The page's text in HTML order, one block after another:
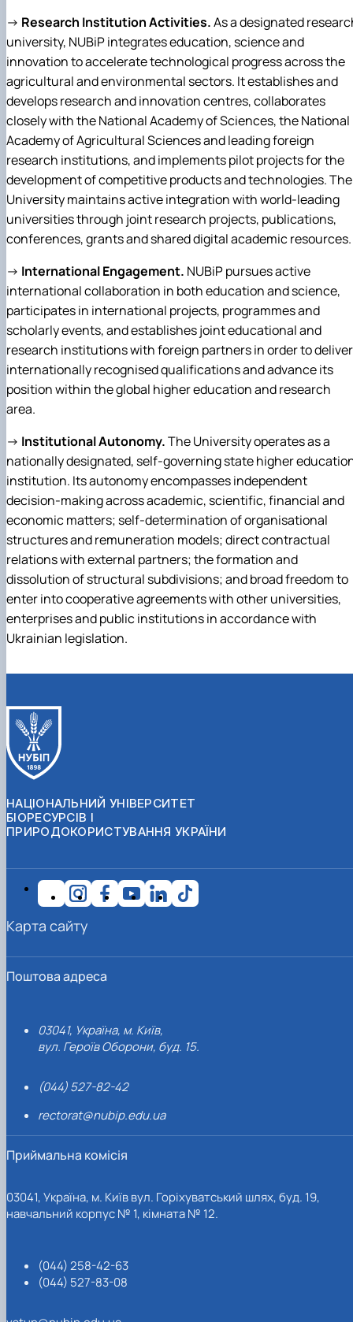
→ Research Institution Activities.As a designated
university, NUBiP integrates education, science and
innovation to accelerate technological progress across the
agricultural and environmental sectors. It establishes and
develops research and innovation centres, collaborates
closely with the National Academy of Sciences, the National
Academy of Agricultural Sciences and leading foreign
research institutions, and implements pilot projects for the
development of competitive products and technologies. The
University maintains active integration with world-leading
universities through joint research projects, publications,
conferences, grants and shared digital academic resources.
→ International Engagement. NUBiP pursues active
international collaboration in both education and science,
participates in international projects, programmes and
scholarly events, and establishes joint educational and
research institutions with foreign partners in order to deliver
internationally recognised qualifications and advance its
position within the global higher education and research
area.
→ Institutional Autonomy.The University operates as a
nationally designated, self-governing state higher
institution. Its autonomy encompasses independent
decision-making across academic, scientific, financial and
economic matters; self-determination of organisational
structures and remuneration models; direct contractual
relations with external partners; the formation and
dissolution of structural subdivisions; and broad freedom to
enter into cooperative agreements with other universities,
enterprises and public institutions in accordance with
Ukrainian legislation.
НАЦІОНАЛЬНИЙ УНІВЕРСИТЕТ
БІОРЕСУРСІВ І
ПРИРОДОКОРИСТУВАННЯ УКРАЇНИ
Поштова адреса
03041, Україна, м. Київ,
вул. Героїв Оборони, буд. 15.
(044) 527-82-42
rectorat@nubip.edu.ua
Приймальна комісія
03041, Україна, м. Київ вул. Горіхуватський шлях, буд. 19,
навчальний корпус № 1, кімната № 12.
(044) 258-42-63
(044) 527-83-08
Карта сайту